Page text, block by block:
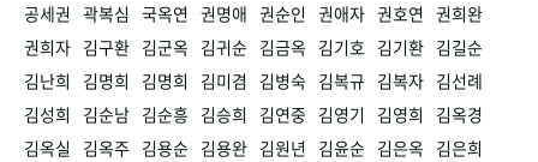
공세권 곽복심 국옥연 권명애 권순인 권애자 권호연 권희완
권희자 김구환 김군옥 김귀순 김금옥 김기호 김기환 김길순
김난희
김명희 김명희 김미겸 김병숙 김복규 김복자 김선례
김성희
김순남 김순흥 김승희 김연중 김영기 김영희
김옥경
김옥실
김옥주 김용순 김용완 김원년 김윤순 김은옥 김은희